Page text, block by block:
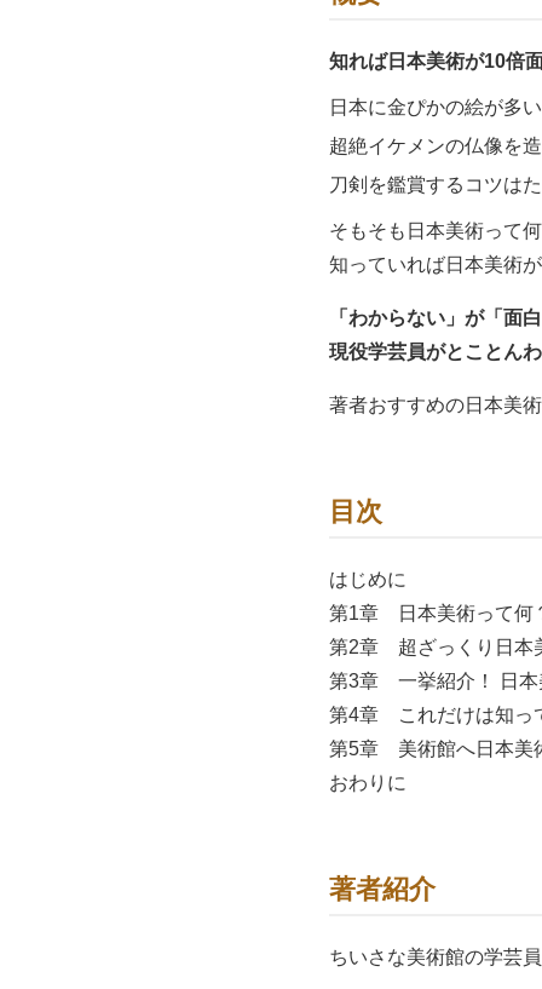
知れば日本美術が10倍
日本に金ぴかの絵が多
超絶イケメンの仏像を
刀剣を鑑賞するコツは
そもそも日本美術って
知っていれば日本美術
「わからない」が「面
現役学芸員がとことん
著者おすすめの日本美
目次
はじめに
第1章 日本美術って何
第2章 超ざっくり日本
第3章 一挙紹介！ 日本
第4章 これだけは知っ
第5章 美術館へ日本美
おわりに
著者紹介
ちいさな美術館の学芸員